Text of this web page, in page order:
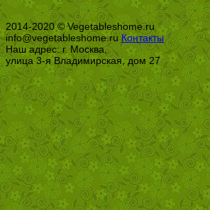
2014-2020 © Vegetableshome.ru
info@vegetableshome.ruКонтакты
Наш адрес: г. Москва,
улица 3-я Владимирская, дом 27